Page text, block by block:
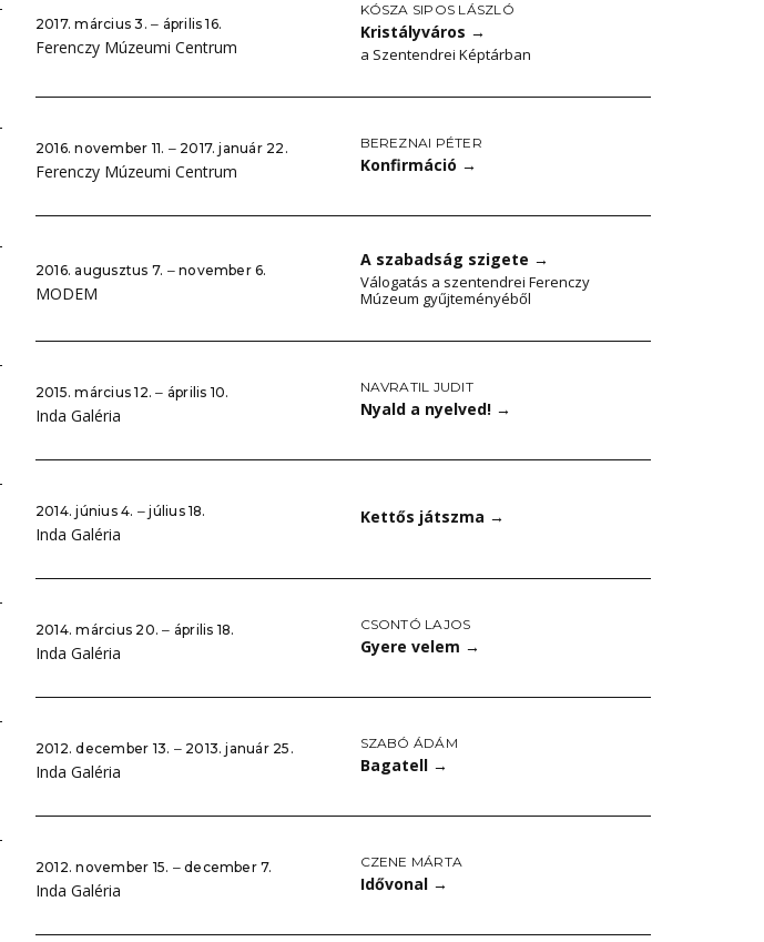
2017. március 3. ‒ április 16.
Ferenczy Múzeumi Centrum
KÓSZA SIPOS LÁSZLÓ
Kristályváros →
a Szentendrei Képtárban
2016. november 11. ‒ 2017. január 22.
Ferenczy Múzeumi Centrum
BEREZNAI PÉTER
Konfirmáció →
2016. augusztus 7. ‒ november 6.
MODEM
A szabadság szigete →
Válogatás a szentendrei Ferenczy
Múzeum gyűjteményéből
2015. március 12. ‒ április 10.
Inda Galéria
NAVRATIL JUDIT
Nyald a nyelved! →
2014. június 4. ‒ július 18.
Inda Galéria
Kettős játszma →
2014. március 20. ‒ április 18.
Inda Galéria
CSONTÓ LAJOS
Gyere velem →
2012. december 13. ‒ 2013. január 25.
Inda Galéria
SZABÓ ÁDÁM
Bagatell →
2012. november 15. ‒ december 7.
Inda Galéria
CZENE MÁRTA
Idővonal →